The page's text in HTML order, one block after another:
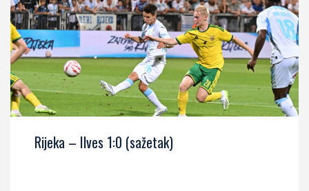
Rijeka – Ilves 1:0 (sažetak)